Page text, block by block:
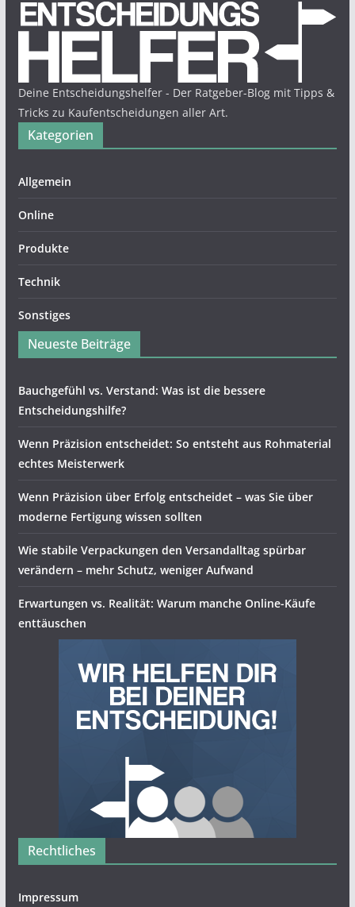
Deine Entscheidungshelfer - Der Ratgeber-Blog mit Tipps &
Tricks zu Kaufentscheidungen aller Art.
Kategorien
Allgemein
Online
Produkte
Technik
Sonstiges
Neueste Beiträge
Bauchgefühl vs. Verstand: Was ist die bessere
Entscheidungshilfe?
Wenn Präzision entscheidet: So entsteht aus Rohmaterial
echtes Meisterwerk
Wenn Präzision über Erfolg entscheidet – was Sie über
moderne Fertigung wissen sollten
Wie stabile Verpackungen den Versandalltag spürbar
verändern – mehr Schutz, weniger Aufwand
Erwartungen vs. Realität: Warum manche Online-Käufe
enttäuschen
Rechtliches
Impressum